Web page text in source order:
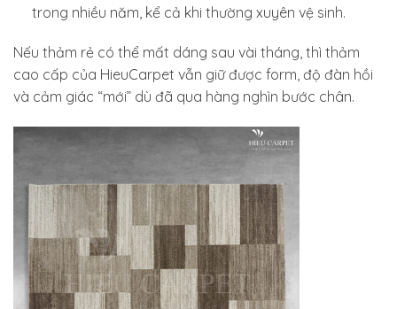
trong nhiều năm, kể cả khi thường xuyên vệ sinh.
Nếu thảm rẻ có thể mất dáng sau vài tháng, thì thảm
cao cấp của HieuCarpet vẫn giữ được form, độ đàn hồi
và cảm giác “mới” dù đã qua hàng nghìn bước chân.